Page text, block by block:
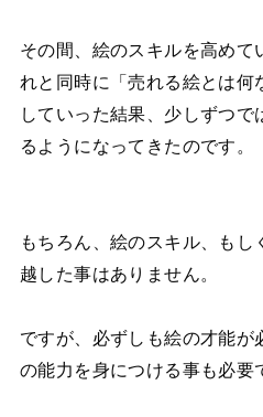
その間、絵のスキルを高めて
れと同時に
「売れる絵とは何
していった結果、少しずつ
るようになってきたのです。
もちろん、絵のスキル、も
越した事はありません。
ですが、必ずしも絵の才能
の能力を身につける事も必要